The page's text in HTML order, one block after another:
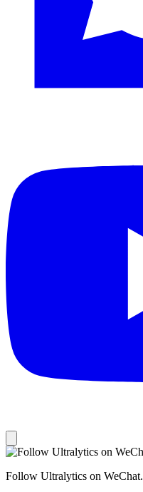
Follow Ultralytics on WeChat.